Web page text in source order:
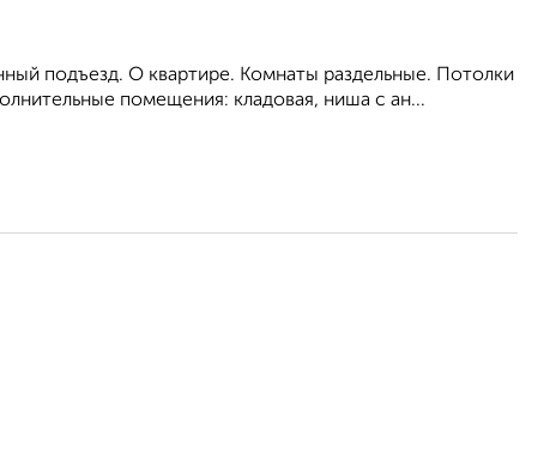
подъезд. О квартире. Комнаты раздельные. Потолки
помещения: кладовая, ниша с ан...